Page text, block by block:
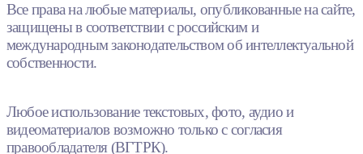
Все права на любые материалы, опубликованные на сайте,
защищены в соответствии с российским и
международным законодательством об интеллектуальной
собственности.
Любое использование текстовых, фото, аудио и
видеоматериалов возможно только с согласия
правообладателя (ВГТРК).